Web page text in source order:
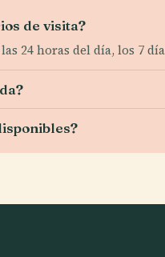
de visita?
24 horas del día, los 7